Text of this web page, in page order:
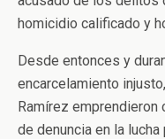
homicidio calificado y
Desde entonces y
encarcelamiento
Ramírez
de denuncia en la